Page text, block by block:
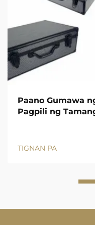
Paano Gumawa
Pagpili ng
TIGNAN PA